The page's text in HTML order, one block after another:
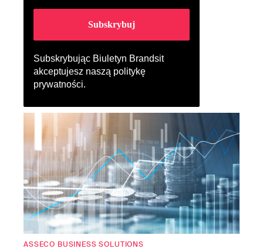
Subskrybując Biuletyn Brandsit
akceptujesz naszą politykę
prywatności.
ASSECO BUSINESS SOLUTIONS